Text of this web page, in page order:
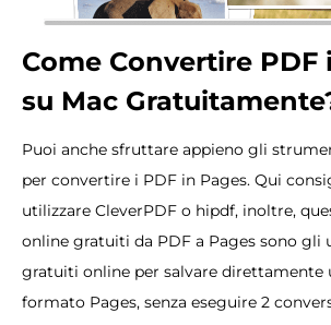
Come Convertire PDF
su Mac Gratuitamente
Puoi anche sfruttare appieno gli
per convertire i PDF in Pages. Qui
utilizzare CleverPDF o hipdf, inoltre,
online gratuiti da PDF a Pages sono gli
gratuiti online per salvare direttamente
formato Pages, senza eseguire 2